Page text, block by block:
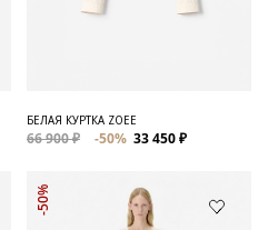
БЕЛАЯ КУРТКА ZOEE
66 900 ₽ -50% 33 450 ₽
-50%